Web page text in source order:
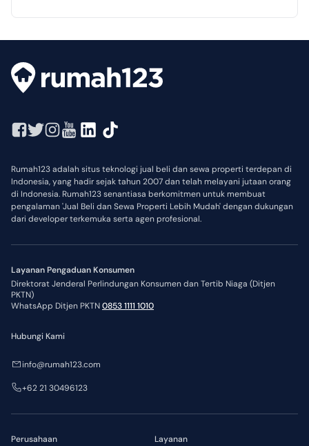
Rumah123 adalah situs teknologi jual beli dan sewa properti terdepan di
Indonesia, yang hadir sejak tahun 2007 dan telah melayani jutaan orang
di Indonesia. Rumah123 senantiasa berkomitmen untuk membuat
pengalaman 'Jual Beli dan Sewa Properti Lebih Mudah' dengan dukungan
dari developer terkemuka serta agen profesional.
Layanan Pengaduan Konsumen
Direktorat Jenderal Perlindungan Konsumen dan Tertib Niaga (Ditjen
PKTN)
WhatsApp Ditjen PKTN0853 1111 1010
Perusahaan Layanan
Hubungi Kami
info@rumah123.com
+62 21 30496123